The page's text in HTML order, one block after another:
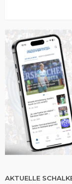
AKTUELLE